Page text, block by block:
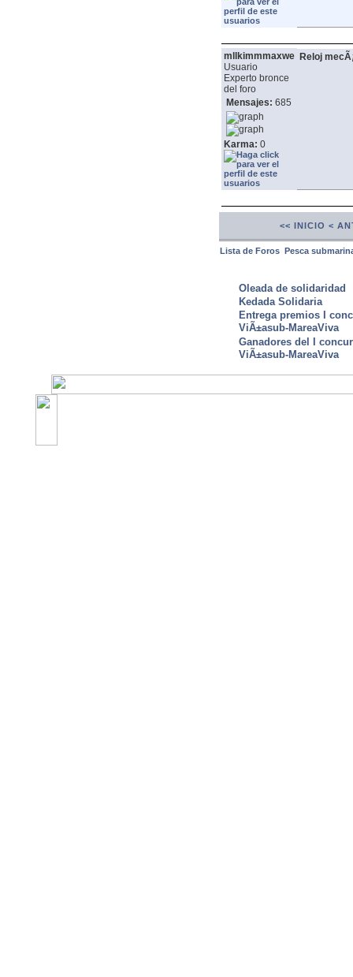
mllkimmmaxwe
Usuario
Experto bronce
del foro
Mensajes: 685
Karma: 0
Reloj
<< INICIO <
Lista de Foros Pesca
Oleada de solidaridad
Kedada Solidaria
Entrega premios I
ViÃ±asub-MareaViva
Ganadores del I
ViÃ±asub-MareaViva